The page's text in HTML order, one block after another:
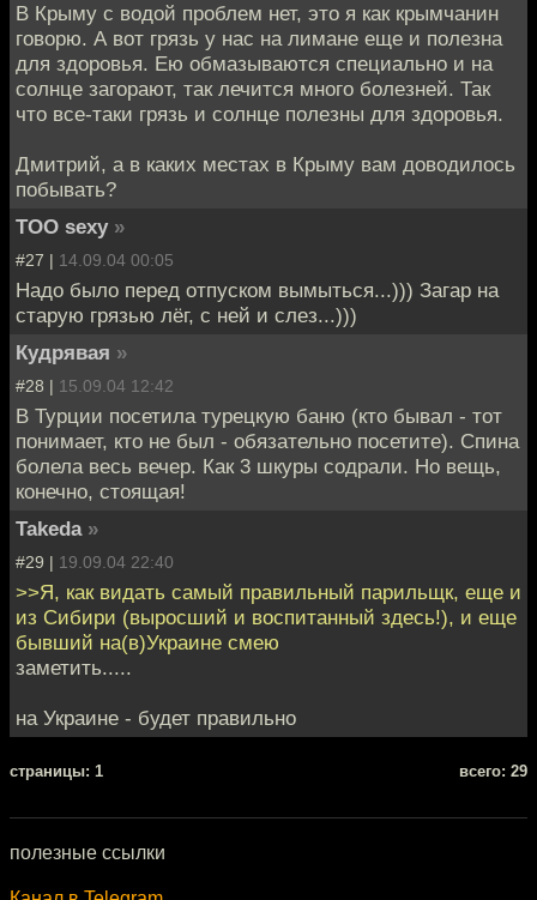
В Крыму с водой проблем нет, это я как крымчанин
говорю. А вот грязь у нас на лимане еще и полезна
для здоровья. Ею обмазываются специально и на
солнце загорают, так лечится много болезней. Так
что все-таки грязь и солнце полезны для здоровья.
Дмитрий, а в каких местах в Крыму вам доводилось
побывать?
TOO sexy »
#27 | 14.09.04 00:05
Надо было перед отпуском вымыться...))) Загар на
старую грязью лёг, с ней и слез...)))
Кудрявая »
#28 | 15.09.04 12:42
В Турции посетила турецкую баню (кто бывал - тот
понимает, кто не был - обязательно посетите). Спина
болела весь вечер. Как 3 шкуры содрали. Но вещь,
конечно, стоящая!
Takeda »
#29 | 19.09.04 22:40
>>Я, как видать самый правильный парильщк, еще и
из Сибири (выросший и воспитанный здесь!), и еще
бывший на(в)Украине смею
заметить.....
на Украине - будет правильно
cтраницы: 1 всего: 29
полезные ссылки